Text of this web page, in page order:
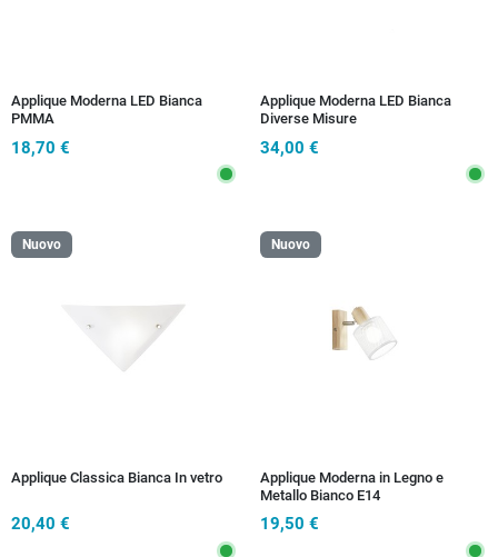
Applique Moderna LED Bianca
PMMA
18,70 €
Applique Moderna LED Bianca
Diverse Misure
34,00 €
Nuovo
Applique Classica Bianca In vetro
20,40 €
Nuovo
Applique Moderna in Legno e
Metallo Bianco E14
19,50 €